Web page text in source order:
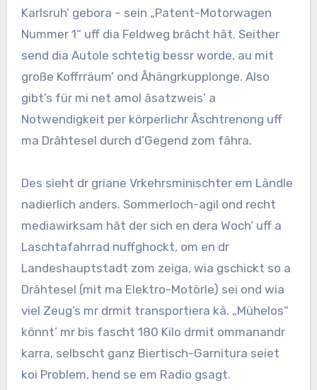
Karlsruh’ gebora – sein „Patent-Motorwagen
Nummer 1“ uff dia Feldweg brâcht hât. Seither
send dia Autole schtetig bessr worde, au mit
große Koffrräum’ ond Âhängrkupplonge. Also
gibt’s für mi net amol âsatzweis’ a
Notwendigkeit per körperlichr Âschtrenong uff
ma Drâhtesel durch d’Gegend zom fâhra.
Des sieht dr griane Vrkehrsminischter em Ländle
nadierlich anders. Sommerloch-agil ond recht
mediawirksam hât der sich en dera Woch’ uff a
Laschtafahrrad nuffghockt, om en dr
Landeshauptstadt zom zeiga, wia gschickt so a
Drâhtesel (mit ma Elektro-Motörle) sei ond wia
viel Zeug’s mr drmit transportiera kâ. „Mühelos“
könnt’ mr bis fascht 180 Kilo drmit ommanandr
karra, selbscht ganz Biertisch-Garnitura seiet
koi Problem, hend se em Radio gsagt.